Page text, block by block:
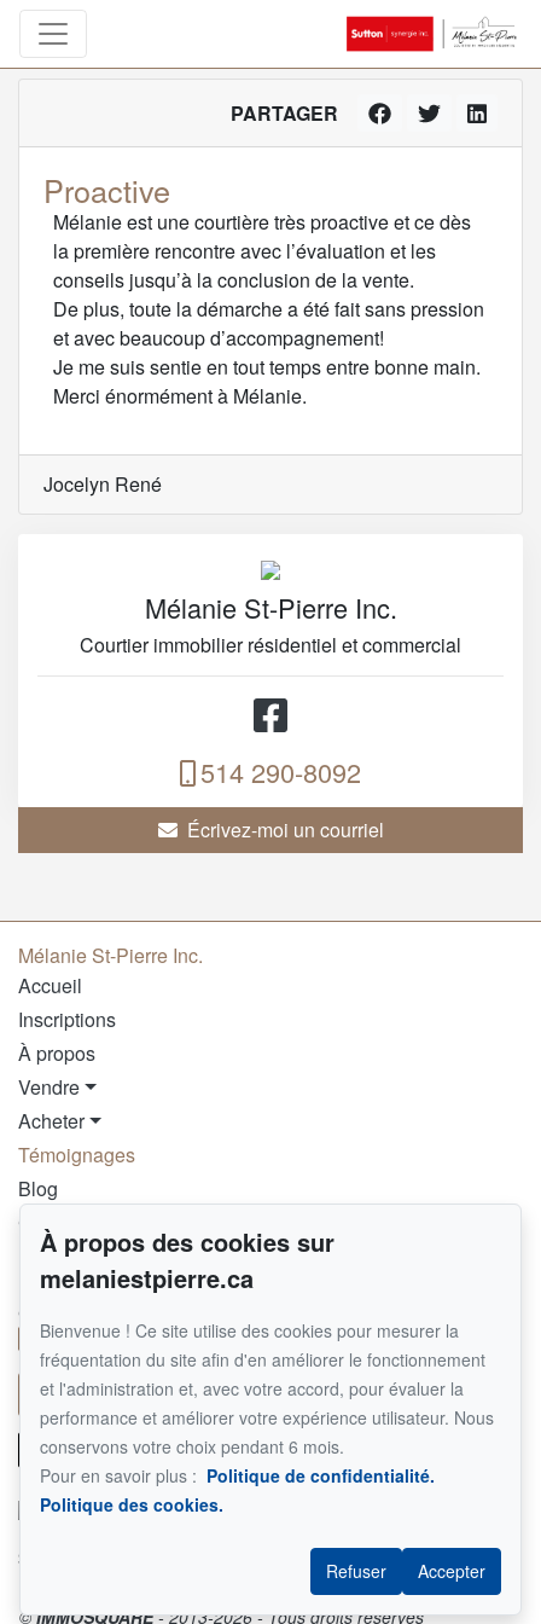
PARTAGER
Proactive
Mélanie est une courtière très proactive et ce dès
la première rencontre avec l’évaluation et les
conseils jusqu’à la conclusion de la vente.
De plus, toute la démarche a été fait sans pression
et avec beaucoup d’accompagnement!
Je me suis sentie en tout temps entre bonne main.
Merci énormément à Mélanie.
Jocelyn René
Mélanie St-Pierre Inc.
Courtier immobilier résidentiel et commercial
514 290-8092
Écrivez-moi un courriel
Mélanie St-Pierre Inc.
Accueil
Inscriptions
À propos
Vendre
Acheter
Témoignages
Blog
Contact
Pour me joindre
GROUPE SUTTON SYNERGIE INC.
514 290-8092
Écrivez-moi un courriel
Suivez-moi sur Facebook !
©IMMOSQUARE- 2013-2026 - Tous droits réservés
À propos des cookies sur
melaniestpierre.ca
Bienvenue ! Ce site utilise des cookies pour mesurer la
fréquentation du site afin d'en améliorer le fonctionnement
et l'administration et, avec votre accord, pour évaluer la
performance et améliorer votre expérience utilisateur. Nous
conservons votre choix pendant 6 mois.
Pour en savoir plus : Politique de confidentialité.
Politique des cookies.
Refuser Accepter